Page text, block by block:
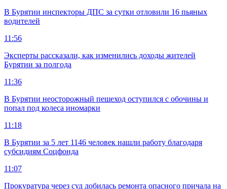
В Бурятии инспекторы ДПС за сутки отловили 16 пьяных
водителей
11:56
Эксперты рассказали, как изменились доходы жителей
Бурятии за полгода
11:36
В Бурятии неосторожный пешеход оступился с обочины и
попал под колеса иномарки
11:18
В Бурятии за 5 лет 1146 человек нашли работу благодаря
субсидиям Соцфонда
11:07
Прокуратура через суд добилась ремонта опасного причала на